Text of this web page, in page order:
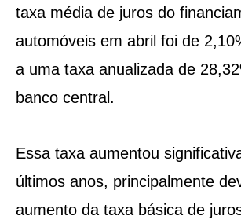
taxa média de juros do
automóveis em abril foi de
a uma taxa anualizada de
banco central.
Essa taxa aumentou
últimos anos, principalmente
aumento da taxa básica de